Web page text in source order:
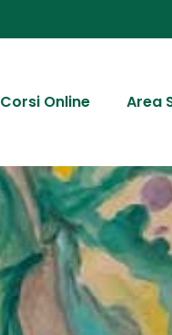
Corsi Online Area